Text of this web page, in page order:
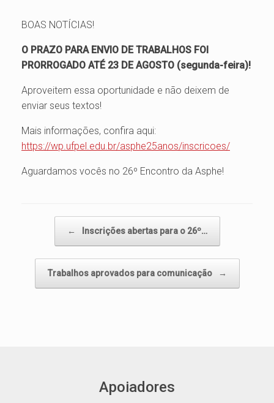
BOAS NOTÍCIAS!
O PRAZO PARA ENVIO DE TRABALHOS FOI
PRORROGADO ATÉ 23 DE AGOSTO (segunda-feira)!
Aproveitem essa oportunidade e não deixem de
enviar seus textos!
Mais informações, confira aqui:
https://wp.ufpel.edu.br/asphe25anos/inscricoes/
Aguardamos vocês no 26º Encontro da Asphe!
← Inscrições abertas para o 26º…
Trabalhos aprovados para comunicação →
Apoiadores